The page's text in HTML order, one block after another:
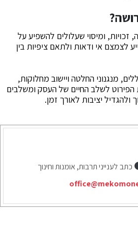
ומיסוי שעלולים להשפיע על
לצמצם אי ודאות ולתאם ציפיות בין
מנגנוני החלטה ויישוב מחלוקות,
לשלב החיים של העסק ומשלבים
ולהגדיל יציבות לאורך זמן.
כתב לענייני תרבות, אומנות וחינוך